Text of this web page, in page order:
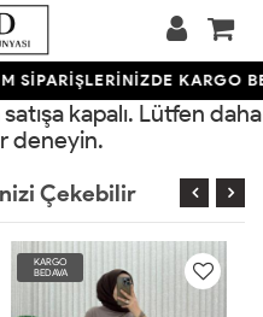
SİPARİŞLERİNİZDE KARGO
kapalı. Lütfen daha
deneyin.
Çekebilir
KARGO
BEDAVA